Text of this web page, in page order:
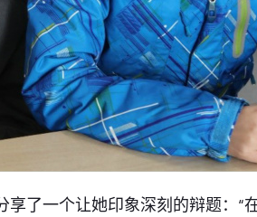
了一个让她印象深刻的辩题：“